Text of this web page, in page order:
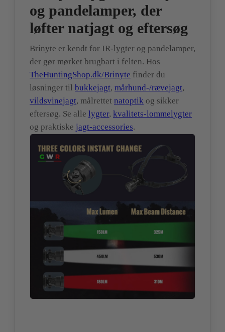
og pandelamper, der
løfter natjagt og eftersøg
Brinyte er kendt for IR-lygter og pandelamper,
der gør mørket brugbart i felten. Hos
TheHuntingShop.dk/Brinyte finder du
løsninger til bukkejagt, mårhund-/rævejagt,
vildsvinejagt, målrettet natoptik og sikker
eftersøg. Se alle lygter, kvalitets-lommelygter
og praktiske jagt-accessories.